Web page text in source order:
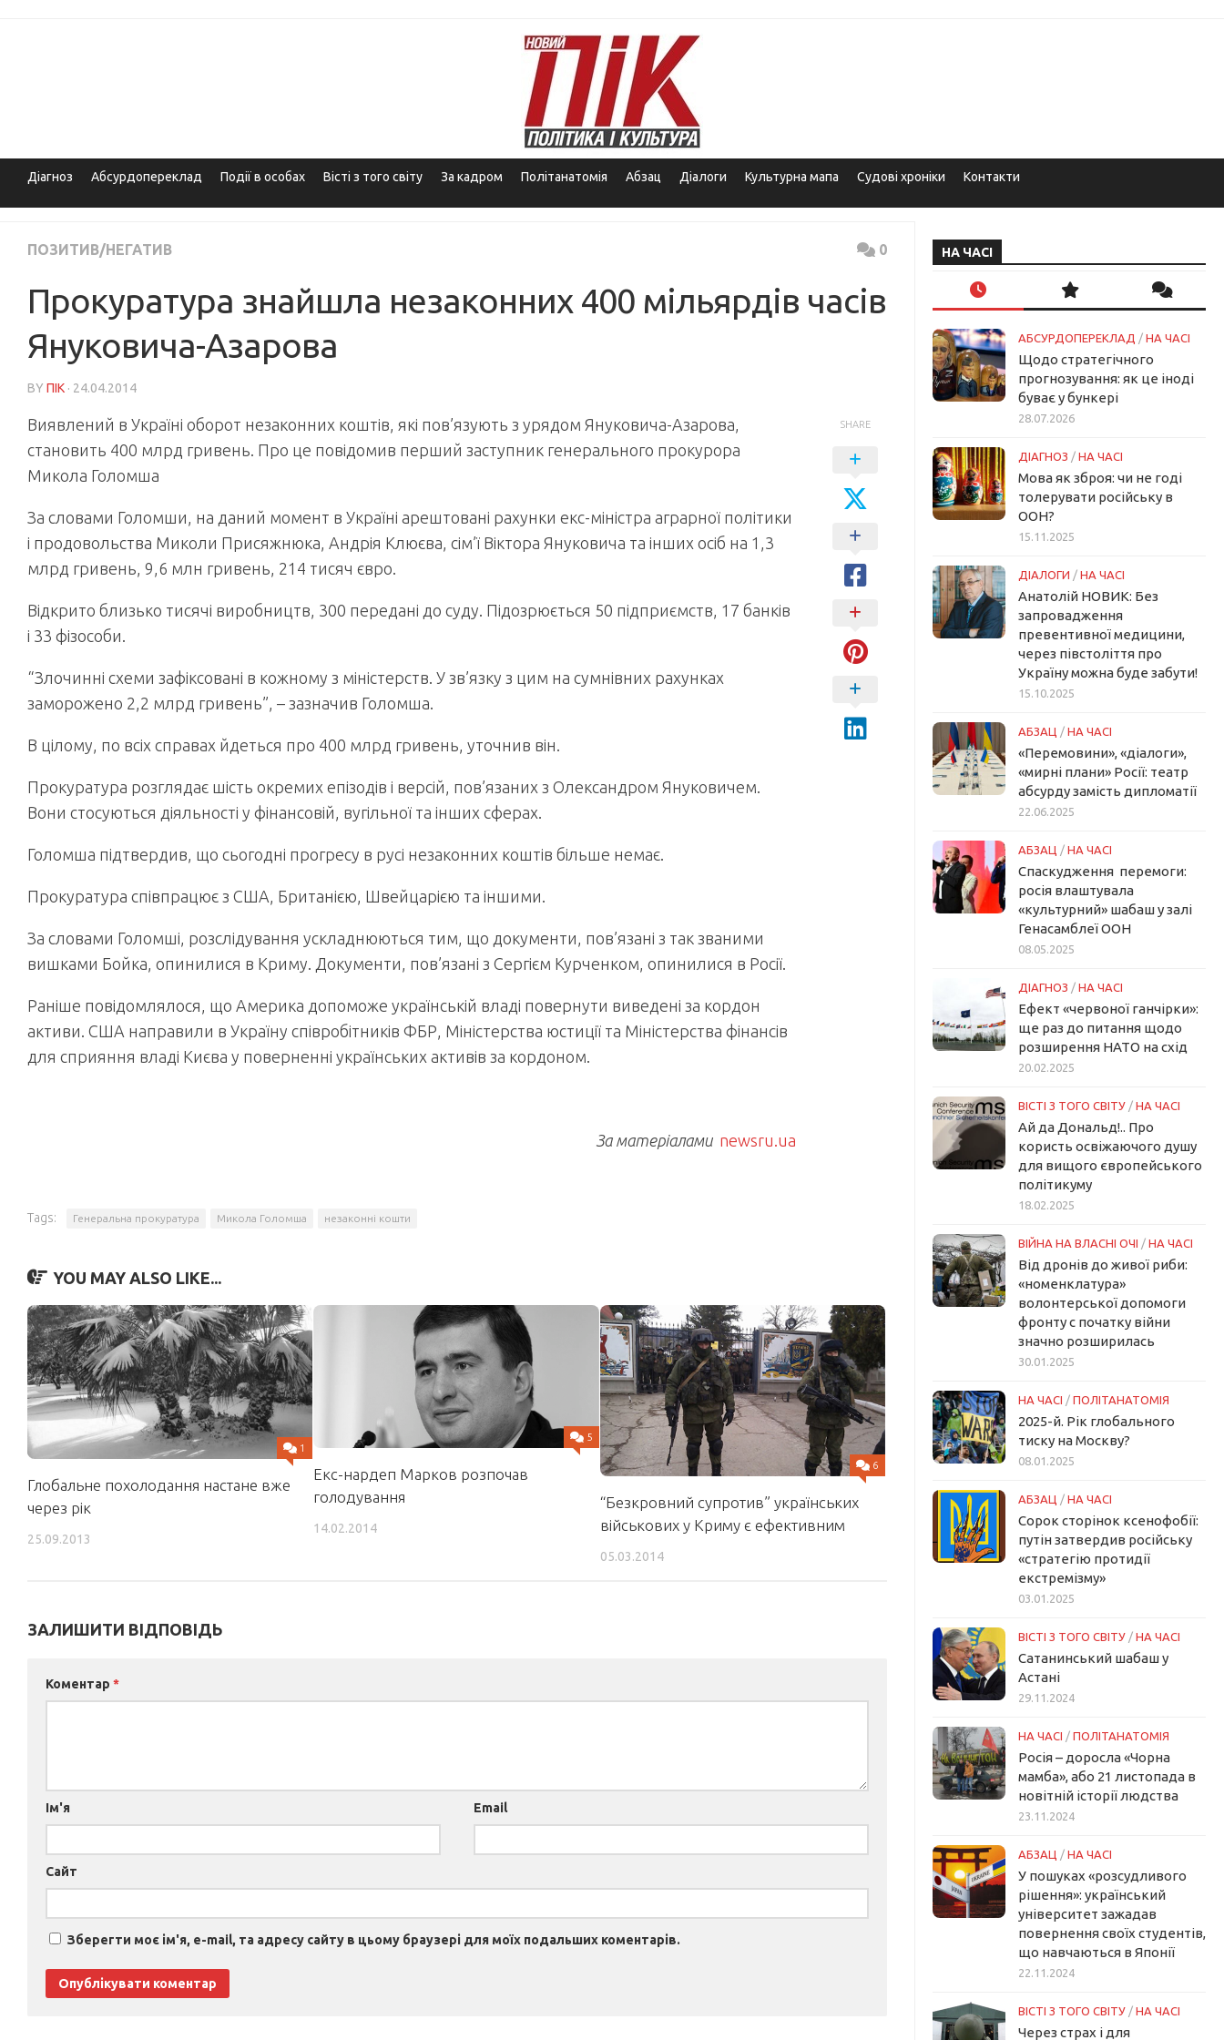
Діагноз Абсурдопереклад Події в особах Вісті з того світу За кадром Політанатомія Абзац Діалоги Культурна мапа Судові хроніки Контакти
ПОЗИТИВ/НЕГАТИВ 0
Прокуратура знайшла незаконних 400 мільярдів часів
Януковича-Азарова
BY ПІК · 24.04.2014
Виявлений в Україні оборот незаконних коштів, які пов’язують з урядом Януковича-Азарова,
становить 400 млрд гривень. Про це повідомив перший заступник генерального прокурора
Микола Голомша
За словами Голомши, на даний момент в Україні арештовані рахунки екс-міністра аграрної політики
і продовольства Миколи Присяжнюка, Андрія Клюєва, сім’ї Віктора Януковича та інших осіб на 1,3
млрд гривень, 9,6 млн гривень, 214 тисяч євро.
Відкрито близько тисячі виробництв, 300 передані до суду. Підозрюється 50 підприємств, 17 банків
і 33 фізособи.
“Злочинні схеми зафіксовані в кожному з міністерств. У зв’язку з цим на сумнівних рахунках
заморожено 2,2 млрд гривень”, – зазначив Голомша.
В цілому, по всіх справах йдеться про 400 млрд гривень, уточнив він.
Прокуратура розглядає шість окремих епізодів і версій, пов’язаних з Олександром Януковичем.
Вони стосуються діяльності у фінансовій, вугільної та інших сферах.
Голомша підтвердив, що сьогодні прогресу в русі незаконних коштів більше немає.
Прокуратура співпрацює з США, Британією, Швейцарією та іншими.
За словами Голомші, розслідування ускладнюються тим, що документи, пов’язані з так званими
вишками Бойка, опинилися в Криму. Документи, пов’язані з Сергієм Курченком, опинилися в Росії.
Раніше повідомлялося, що Америка допоможе українській владі повернути виведені за кордон
активи. США направили в Україну співробітників ФБР, Міністерства юстиції та Міністерства фінансів
для сприяння владі Києва у поверненні українських активів за кордоном.
За матеріалами newsru.ua
SHARE
Tags: Генеральна прокуратура Микола Голомша незаконні кошти
YOU MAY ALSO LIKE...
1
Глобальне похолодання настане вже
через рік
25.09.2013
5
Екс-нардеп Марков розпочав
голодування
14.02.2014
6
“Безкровний супротив” українських
військових у Криму є ефективним
05.03.2014
ЗАЛИШИТИ ВІДПОВІДЬ
Коментар *
Ім'я Email
Сайт
Зберегти моє ім'я, e-mail, та адресу сайту в цьому браузері для моїх подальших коментарів.
НА ЧАСІ
АБСУРДОПЕРЕКЛАД / НА ЧАСІ
Щодо стратегічного
прогнозування: як це іноді
буває у бункері
28.07.2026
ДІАГНОЗ / НА ЧАСІ
Мова як зброя: чи не годі
толерувати російську в
ООН?
15.11.2025
ДІАЛОГИ / НА ЧАСІ
Анатолій НОВИК: Без
запровадження
превентивної медицини,
через півстоліття про
Україну можна буде забути!
15.10.2025
АБЗАЦ / НА ЧАСІ
«Перемовини», «діалоги»,
«мирні плани» Росії: театр
абсурду замість дипломатії
22.06.2025
АБЗАЦ / НА ЧАСІ
Спаскудження перемоги:
росія влаштувала
«культурний» шабаш у залі
Генасамблеї ООН
08.05.2025
ДІАГНОЗ / НА ЧАСІ
Ефект «червоної ганчірки»:
ще раз до питання щодо
розширення НАТО на схід
20.02.2025
ВІСТІ З ТОГО СВІТУ / НА ЧАСІ
Ай да Дональд!.. Про
користь освіжаючого душу
для вищого європейського
політикуму
18.02.2025
ВІЙНА НА ВЛАСНІ ОЧІ / НА ЧАСІ
Від дронів до живої риби:
«номенклатура»
волонтерської допомоги
фронту с початку війни
значно розширилась
30.01.2025
НА ЧАСІ / ПОЛІТАНАТОМІЯ
2025-й. Рік глобального
тиску на Москву?
08.01.2025
АБЗАЦ / НА ЧАСІ
Сорок сторінок ксенофобії:
путін затвердив російську
«стратегію протидії
екстремізму»
03.01.2025
ВІСТІ З ТОГО СВІТУ / НА ЧАСІ
Сатанинський шабаш у
Астані
29.11.2024
НА ЧАСІ / ПОЛІТАНАТОМІЯ
Росія – доросла «Чорна
мамба», або 21 листопада в
новітній історії людства
23.11.2024
АБЗАЦ / НА ЧАСІ
У пошуках «розсудливого
рішення»: український
університет зажадав
повернення своїх студентів,
що навчаються в Японії
22.11.2024
ВІСТІ З ТОГО СВІТУ / НА ЧАСІ
Через страх і для